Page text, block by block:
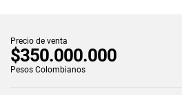
Precio de venta
$350.000.000
Pesos Colombianos